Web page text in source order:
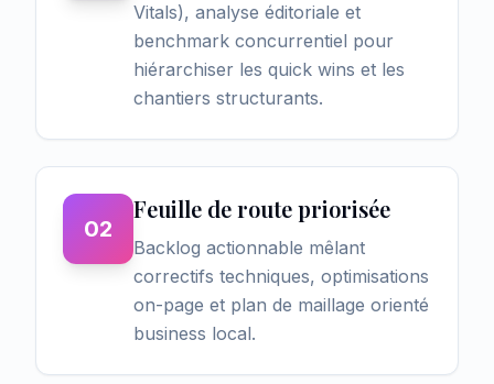
Vitals), analyse éditoriale et
benchmark concurrentiel pour
hiérarchiser les quick wins et les
chantiers structurants.
02
Feuille de route priorisée
Backlog actionnable mêlant
correctifs techniques, optimisations
on-page et plan de maillage orienté
business local.